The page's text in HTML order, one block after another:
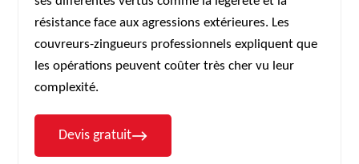
résistance face aux agressions extérieures. Les
couvreurs-zingueurs professionnels expliquent que
les opérations peuvent coûter très cher vu leur
complexité.
Devis gratuit